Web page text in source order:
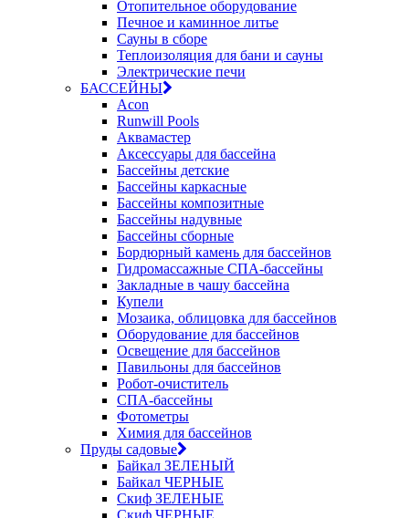
Отопительное оборудование
Печное и каминное литье
Сауны в сборе
Теплоизоляция для бани и сауны
Электрические печи
БАССЕЙНЫ
Acon
Runwill Pools
Аквамастер
Аксессуары для бассейна
Бассейны детские
Бассейны каркасные
Бассейны композитные
Бассейны надувные
Бассейны сборные
Бордюрный камень для бассейнов
Гидромассажные СПА-бассейны
Закладные в чашу бассейна
Купели
Мозаика, облицовка для бассейнов
Оборудование для бассейнов
Освещение для бассейнов
Павильоны для бассейнов
Робот-очиститель
СПА-бассейны
Фотометры
Химия для бассейнов
Пруды садовые
Байкал ЗЕЛЕНЫЙ
Байкал ЧЕРНЫЕ
Скиф ЗЕЛЕНЫЕ
Скиф ЧЕРНЫЕ